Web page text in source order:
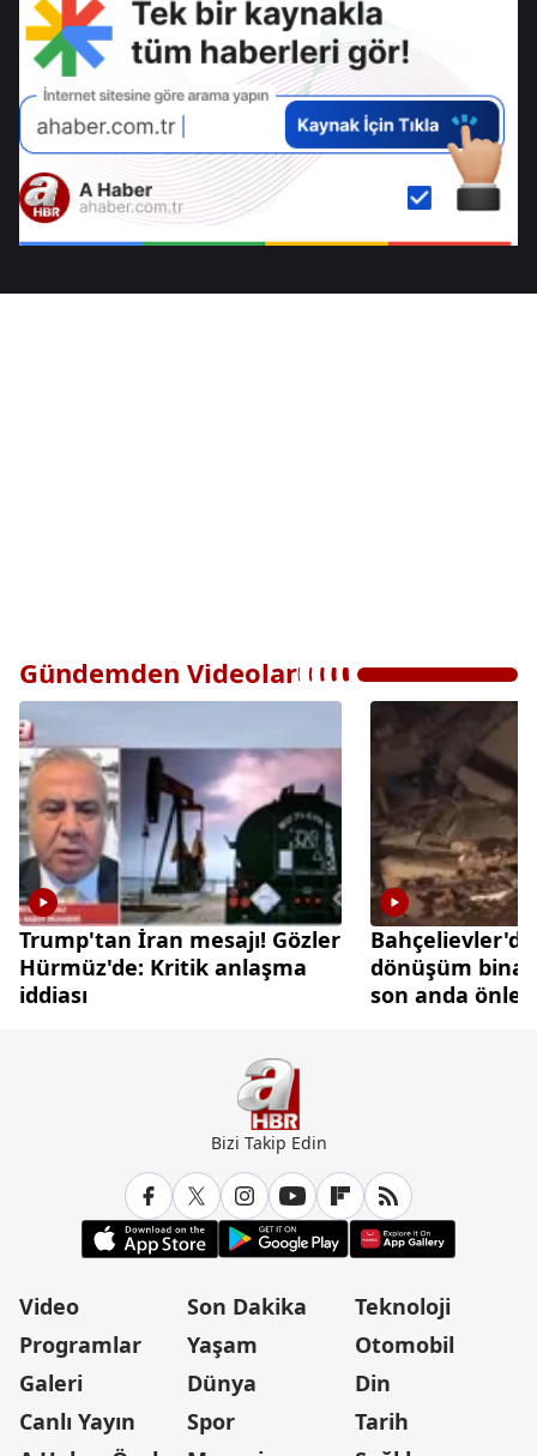
Gündemden Videolar
Trump'tan İran mesajı! Gözler
Hürmüz'de: Kritik anlaşma
iddiası
dönüşüm
son anda
Bizi Takip Edin
Video
Programlar
Galeri
Canlı Yayın
Son Dakika
Yaşam
Dünya
Spor
Teknoloji
Otomobil
Din
Tarih